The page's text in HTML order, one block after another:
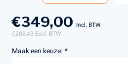
€349,00 Incl. BTW
€288,43 Excl. BTW
Maak een keuze: *